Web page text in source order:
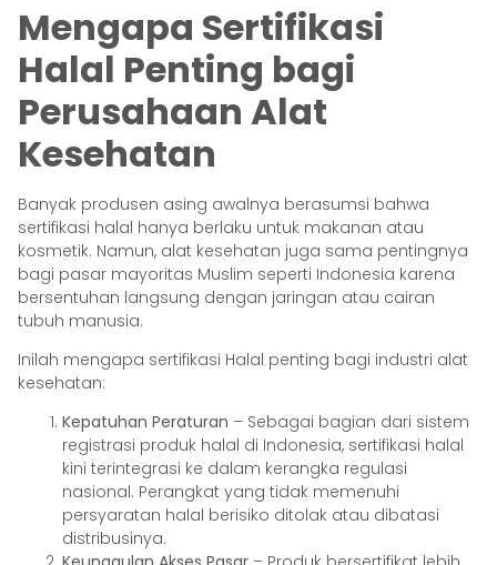
Mengapa Sertifikasi
Halal Penting bagi
Perusahaan Alat
Kesehatan
Banyak produsen asing awalnya berasumsi bahwa
sertifikasi halal hanya berlaku untuk makanan atau
kosmetik. Namun, alat kesehatan juga sama pentingnya
bagi pasar mayoritas Muslim seperti Indonesia karena
bersentuhan langsung dengan jaringan atau cairan
tubuh manusia.
Inilah mengapa sertifikasi Halal penting bagi industri alat
kesehatan:
Kepatuhan Peraturan – Sebagai bagian dari sistem
registrasi produk halal di Indonesia, sertifikasi halal
kini terintegrasi ke dalam kerangka regulasi
nasional. Perangkat yang tidak memenuhi
persyaratan halal berisiko ditolak atau dibatasi
distribusinya.